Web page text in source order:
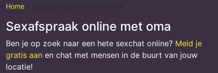
Home
Sexafspraak online met oma
Ben je op zoek naar een hete sexchat online? Meld je
gratis aan en chat met mensen in de buurt van jouw
locatie!